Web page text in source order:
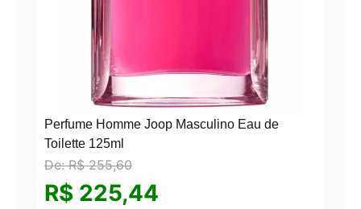
Perfume Homme Joop Masculino Eau de
Toilette 125ml
De:R$255,60
R$ 225,44